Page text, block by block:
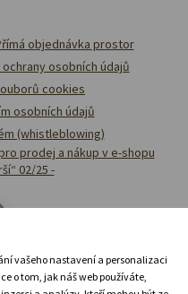
objednávka prostor
ochrany osobních údajů
cookies
osobních údajů
(whistleblowing)
prodej a nákup v e-shopu
02/25 -
vašeho nastavení a personalizaci
o tom, jak náš web používáte,